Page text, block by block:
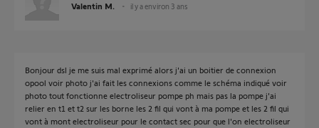
Valentin M. il y a environ 3 ans
Bonjour dsl je me suis mal exprimé alors j'ai un boitier de connexion
opool voir photo j'ai fait les connexions comme le schéma indiqué voir
photo tout fonctionne electroliseur pompe ph mais pas la pompe j'ai
relier en t1 et t2 sur les borne les 2 fil qui vont à ma pompe et les 2 fil qui
vont à mont electroliseur pour le contact sec pour que l'on electroliseur